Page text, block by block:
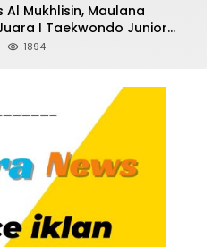
Al Mukhlisin, Maulana
I Taekwondo Junior
Championship 2026
1894